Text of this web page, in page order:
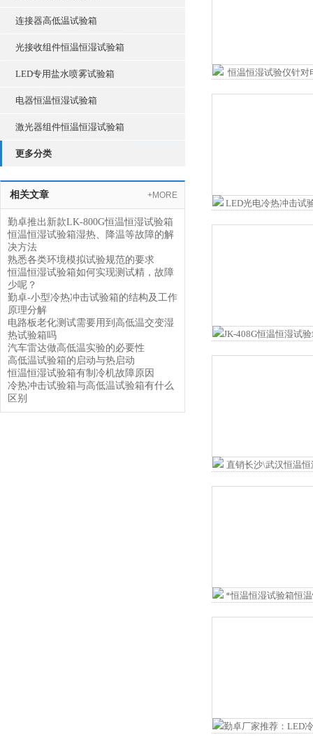
连接器高低温试验箱
光接收组件恒温恒湿试验箱
LED专用盐水喷雾试验箱
电器恒温恒湿试验箱
激光器组件恒温恒湿试验箱
更多分类
相关文章 +MORE
勤卓推出新款LK-800G恒温恒湿试验箱
恒温恒湿试验箱湿热、降温等故障的解
决方法
熟悉各类环境模拟试验规范的要求
恒温恒湿试验箱如何实现测试精，故障
少呢？
勤卓-小型冷热冲击试验箱的结构及工作
原理分解
电路板老化测试需要用到高低温交变湿
热试验箱吗
汽车雷达做高低温实验的必要性
高低温试验箱的启动与热启动
恒温恒湿试验箱有制冷机故障原因
冷热冲击试验箱与高低温试验箱有什么
区别